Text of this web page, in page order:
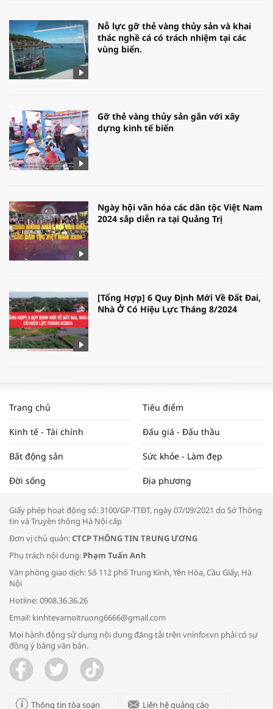
Nỗ lực gỡ thẻ vàng thủy sản và khai
thác nghề cá có trách nhiệm tại các
vùng biển.
Gỡ thẻ vàng thủy sản gắn với xây
dựng kinh tế biển
Ngày hội văn hóa các dân tộc Việt Nam
2024 sắp diễn ra tại Quảng Trị
[Tổng Hợp] 6 Quy Định Mới Về Đất Đai,
Nhà Ở Có Hiệu Lực Tháng 8/2024
NAM NĂM 2024 VÀ NĂM 2025 | NHỊP
ĐẬP THỊ TRƯỜNG #62
Tọa đàm “Xúc tiến thương mại: Khơi
Bác sĩ tư vấn cách phòng tránh bệnh
đường hô hấp trong thời tiết giao mùa
Trao yêu thương cho em
Trang chủ Tiêu điểm
Kinh tế - Tài chính Đấu giá - Đấu thầu
Bất động sản Sức khỏe - Làm đẹp
Đời sống Địa phương
Giấy phép hoạt động số: 3100/GP-TTĐT, ngày 07/09/2021 do Sở Thông
tin và Truyền thông Hà Nội cấp
Đơn vị chủ quản:CTCP THÔNG TIN TRUNG ƯƠNG
Phụ trách nội dung: Phạm Tuấn Anh
Văn phòng giao dịch: Số 112 phố Trung Kính, Yên Hòa, Cầu Giấy, Hà
Nội
Hotline: 0908.36.36.26
Email: kinhtevamoitruong6666@gmail.com
Mọi hành động sử dụng nội dung đăng tải trên vninfor.vn phải có sự
đồng ý bằng văn bản.
Thông tin tòa soạn Liên hệ quảng cáo